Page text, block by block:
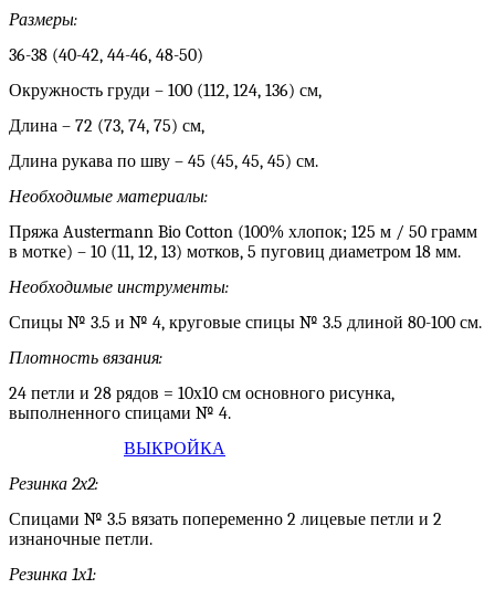
Размеры:
36-38 (40-42, 44-46, 48-50)
Окружность груди – 100 (112, 124, 136) см,
Длина – 72 (73, 74, 75) см,
Длина рукава по шву – 45 (45, 45, 45) см.
Необходимые материалы:
Пряжа Austermann Bio Cotton (100% хлопок; 125 м / 50 грамм
в мотке) – 10 (11, 12, 13) мотков, 5 пуговиц диаметром 18 мм.
Необходимые инструменты:
Спицы № 3.5 и № 4, круговые спицы № 3.5 длиной 80-100 см.
Плотность вязания:
24 петли и 28 рядов = 10х10 см основного рисунка,
выполненного спицами № 4.
ВЫКРОЙКА
Резинка 2х2:
Спицами № 3.5 вязать попеременно 2 лицевые петли и 2
изнаночные петли.
Резинка 1х1: